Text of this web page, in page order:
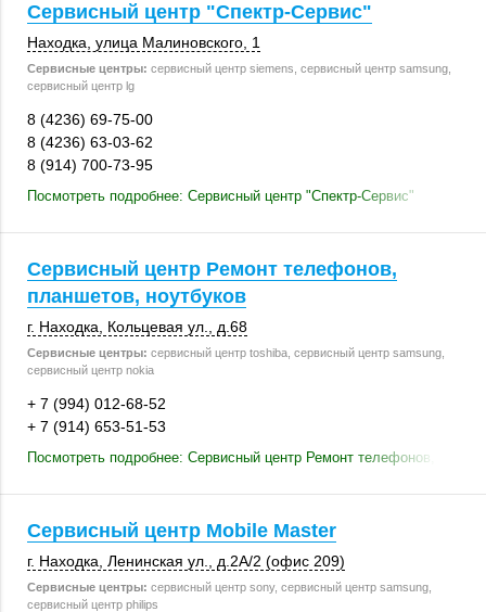
Сервисный центр "Спектр-Сервис"
Находка , улица Малиновского, 1
Сервисные центры: сервисный центр siemens, сервисный центр samsung,
сервисный центр lg
8 (4236) 69-75-00
8 (4236) 63-03-62
8 (914) 700-73-95
Посмотреть подробнее: Сервисный центр "Спектр-Сервис"
Сервисный центр Ремонт телефонов,
планшетов, ноутбуков
г. Находка Кольцевая ул. д.68
Сервисные центры: сервисный центр toshiba, сервисный центр samsung,
сервисный центр nokia
+ 7 (994) 012-68-52
+ 7 (914) 653-51-53
Посмотреть подробнее: Сервисный центр Ремонт телефонов,
Сервисный центр Mobile Master
г. Находка Ленинская ул. д.2А/2 (офис 209)
Сервисные центры: сервисный центр sony, сервисный центр samsung,
сервисный центр philips